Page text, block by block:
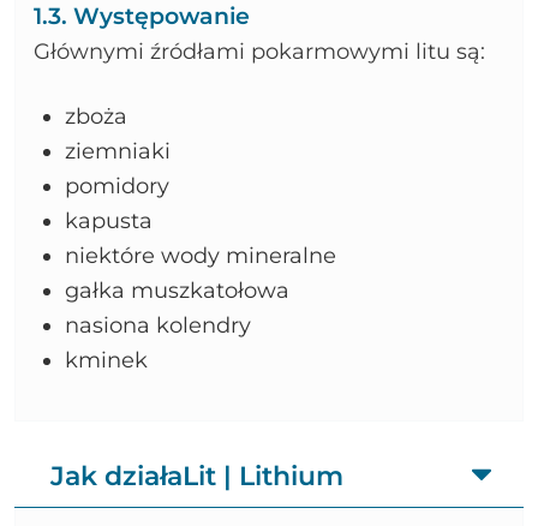
1.3. Występowanie
Głównymi źródłami pokarmowymi litu są:
zboża
ziemniaki
pomidory
kapusta
niektóre wody mineralne
gałka muszkatołowa
nasiona kolendry
kminek
Jak działaLit | Lithium